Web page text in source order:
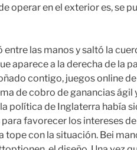
operar en el exterior es, se
entre las manos y saltó la
aparece a la derecha de la
contigo, juegos online
de cobro de ganancias ágil
política de Inglaterra había
favorecer los intereses
tope con la situación. Bei